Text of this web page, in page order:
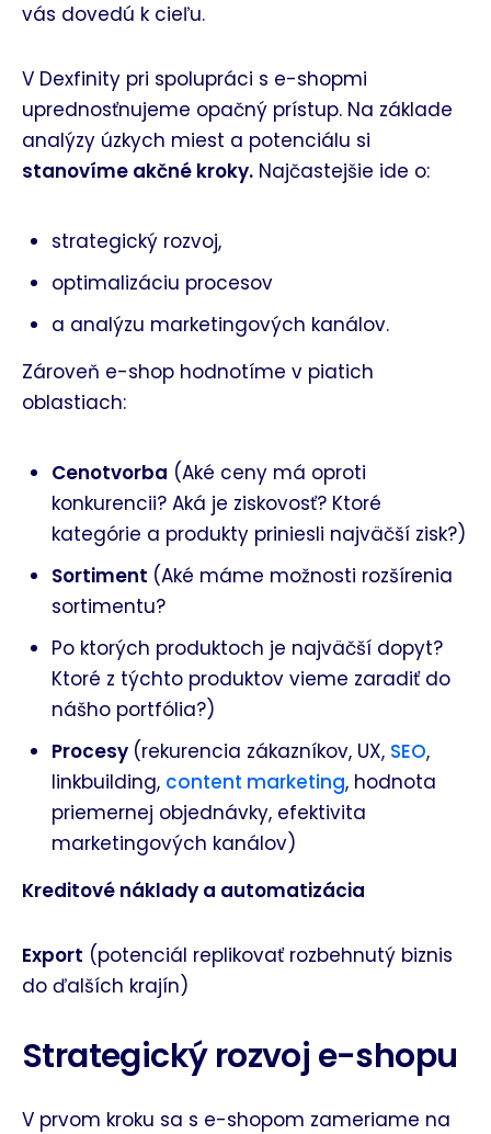
vás dovedú k cieľu.
V Dexfinity pri spolupráci s e-shopmi
uprednosťnujeme opačný prístup. Na základe
analýzy úzkych miest a potenciálu si
stanovíme akčné kroky. Najčastejšie ide o:
strategický rozvoj,
optimalizáciu procesov
a analýzu marketingových kanálov.
Zároveň e-shop hodnotíme v piatich
oblastiach:
Cenotvorba (Aké ceny má oproti
konkurencii? Aká je ziskovosť? Ktoré
kategórie a produkty priniesli najväčší zisk?)
Sortiment (Aké máme možnosti rozšírenia
sortimentu?
Po ktorých produktoch je najväčší dopyt?
Ktoré z týchto produktov vieme zaradiť do
nášho portfólia?)
Procesy (rekurencia zákazníkov, UX, SEO,
linkbuilding, content marketing, hodnota
priemernej objednávky, efektivita
marketingových kanálov)
Kreditové náklady a automatizácia
Export (potenciál replikovať rozbehnutý biznis
do ďalších krajín)
Strategický rozvoj e-shopu
V prvom kroku sa s e-shopom zameriame na